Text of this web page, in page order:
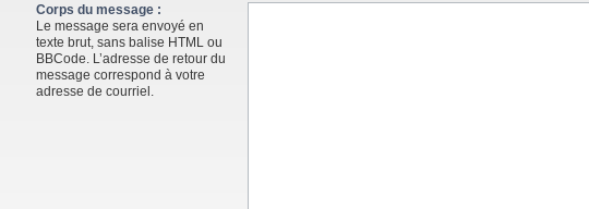
Corps du message :
Le message sera envoyé en
texte brut, sans balise HTML ou
BBCode. L’adresse de retour du
message correspond à votre
adresse de courriel.